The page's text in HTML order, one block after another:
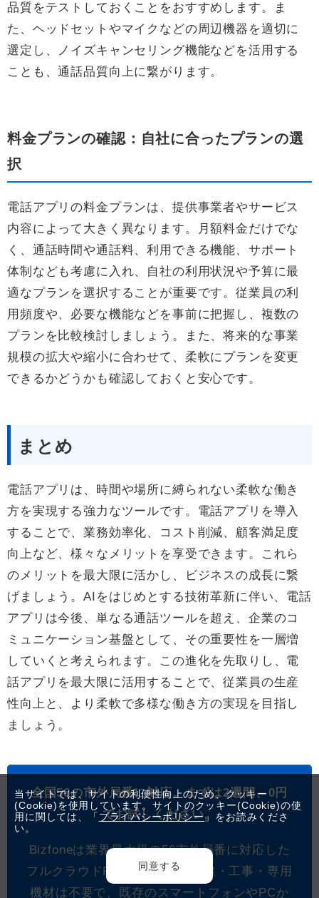
品質をテストしておくことをおすすめします。ま
た、ヘッドセットやマイクなどの周辺機器を適切に
選定し、ノイズキャンセリング機能などを活用する
ことも、通話品質向上に繋がります。
料金プランの確認：自社に合ったプランの選
択
電話アプリの料金プランは、提供事業者やサービス
内容によって大きく異なります。月額料金だけでな
く、通話時間や通話料、利用できる機能、サポート
体制なども考慮に入れ、自社の利用状況や予算に最
適なプランを選択することが重要です。従業員の利
用頻度や、必要な機能などを事前に把握し、複数の
プランを比較検討しましょう。また、将来的な事業
規模の拡大や縮小に合わせて、柔軟にプランを変更
できるかどうかも確認しておくと安心です。
まとめ
電話アプリは、時間や場所に縛られない柔軟な働き
方を実現する強力なツールです。電話アプリを導入
することで、業務効率化、コスト削減、顧客満足度
向上など、様々なメリットを享受できます。これら
のメリットを最大限に活かし、ビジネスの成長に繋
げましょう。AIをはじめとする技術革新に伴い、電話
アプリは今後、単なる通話ツールを超え、企業のコ
ミュニケーション基盤として、その重要性を一層増
していくと考えられます。この進化を先取りし、電
話アプリを最大限に活用することで、従業員の生産
性向上と、より柔軟で多様な働き方の実現を目指し
ましょう。
全国56の市外局番に対応。まずは2週間、0円
でお試しください。
Bizfoneは業界最大級の56市外局番に対応した
フルクラウドPBXです。NTT回線・工事・専用
機材は不要で、既存のスマートフォンやPCか
当サイトでは、サイトの利便性向上のため、クッキー
(Cookie)を使用しています。サイトのクッキー(Cookie)の使
用に関しては、「 プライバシーポリシー」をお読みくださ
い。
同意する